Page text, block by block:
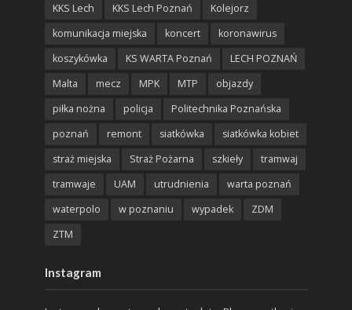
KKS Lech
KKS Lech Poznań
Kolejorz
komunikacja miejska
koncert
koronawirus
koszykówka
KS WARTA Poznań
LECH POZNAŃ
Malta
mecz MPK MTP
objazdy
piłka nożna
policja
Politechnika Poznańska
poznań
remont siatkówka
siatkówka kobiet
straż miejska
Straż Pożarna szkieły
tramwaj
tramwaje
UAM utrudnienia
warta poznań
waterpolo
w poznaniu wypadek
ZDM
ZTM
Instagram